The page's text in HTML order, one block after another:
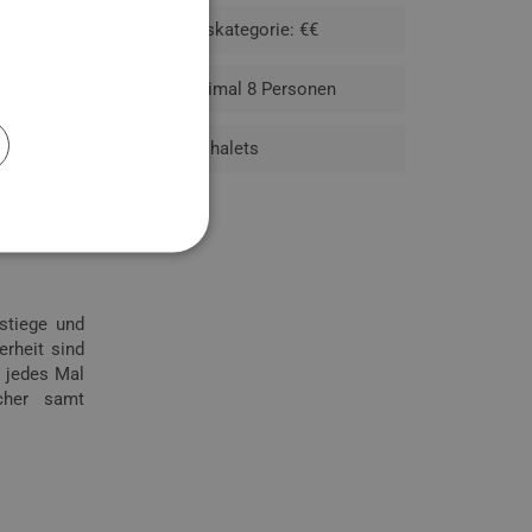
idealen
Sie als
das
und
sind
Mal
samt
Preiskategorie: €€
Maximal 8 Personen
43 Chalets